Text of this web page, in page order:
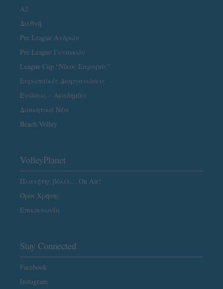
A2
Διεθνή
Pre League Ανδρών
Pre League Γυναικών
League Cup “Νίκος Σαμαράς”
Ευρωπαϊκές Διοργανώσεις
Ενώσεις – Ακαδημίες
Διοικητικά Νέα
Beach Volley
VolleyPlanet
Πλανήτης βόλεϊ… On Air!
Όροι Χρήσης
Επικοινωνία
Stay Connected
Facebook
Instagram